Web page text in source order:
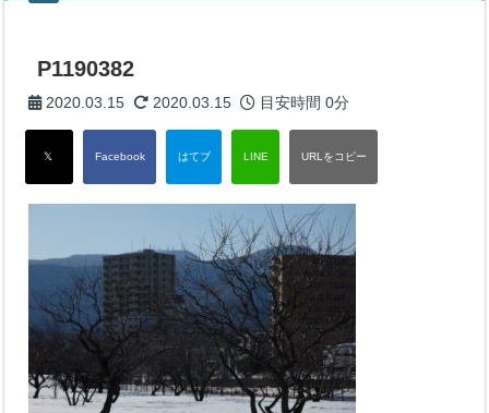
P1190382
2020.03.15 2020.03.15 目安時間0分